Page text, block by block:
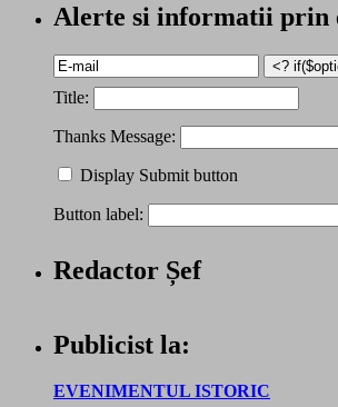
Alerte si informatii prin
Title:
Thanks Message:
Display Submit button
Button label:
Redactor Șef
Publicist la:
EVENIMENTUL ISTORIC